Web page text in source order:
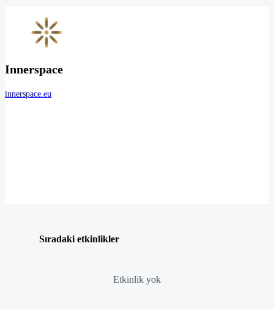
Innerspace
innerspace.eu
Sıradaki etkinlikler
Etkinlik yok